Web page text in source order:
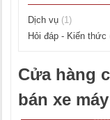
Dịch vụ (1)
Hỏi đáp - Kiến thức
Cửa hàng
bán xe